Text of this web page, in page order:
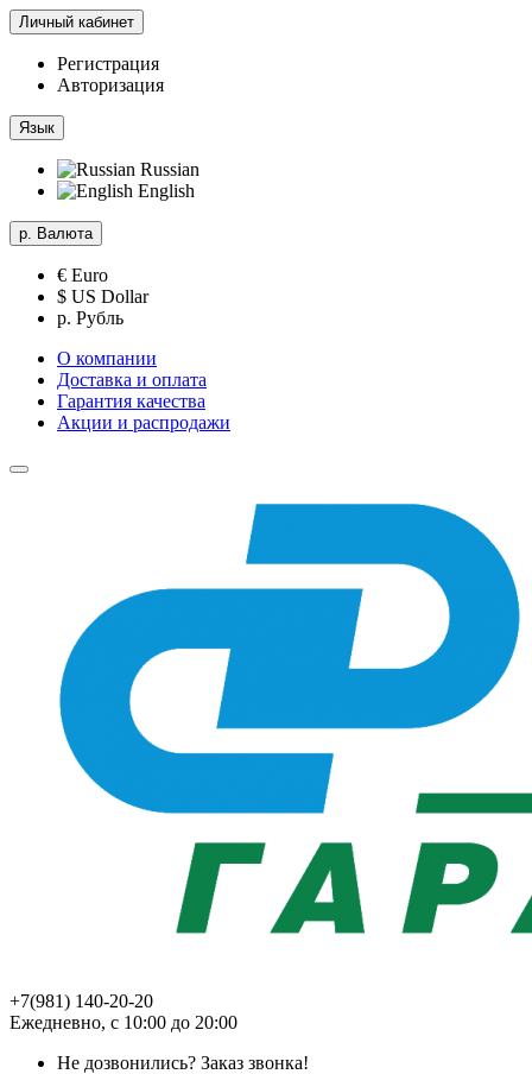
Личный кабинет
Регистрация
Авторизация
Язык
Russian
English
р. Валюта
€ Euro
$ US Dollar
р. Рубль
О компании
Доставка и оплата
Гарантия качества
Акции и распродажи
+7(981) 140-20-20
Ежедневно, с 10:00 до 20:00
Не дозвонились? Заказ звонка!